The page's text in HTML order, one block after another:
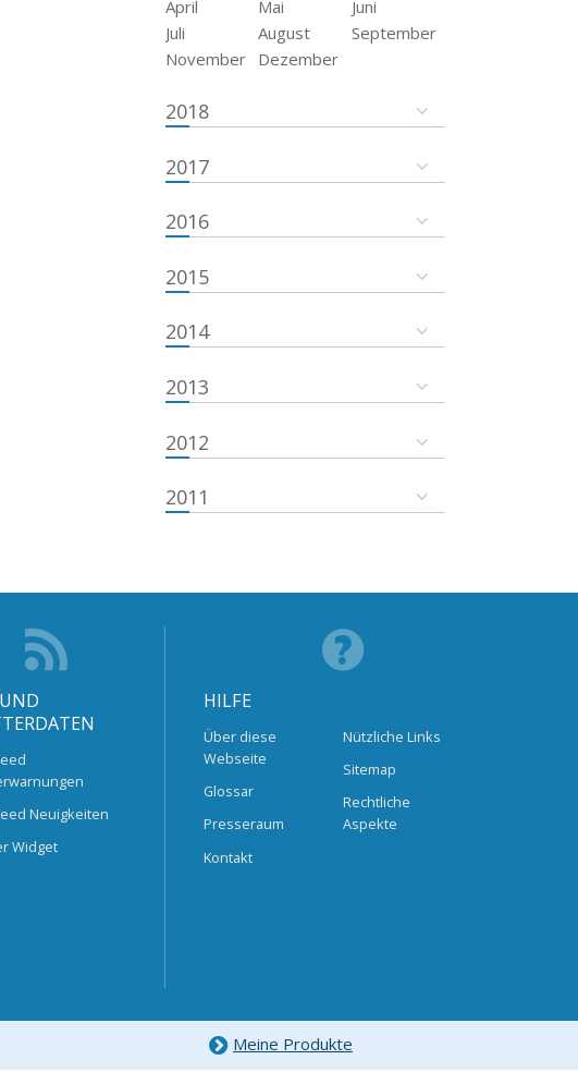
April
Mai
Juni
Juli
August
September
November
Dezember
2018
2017
2016
2015
2014
2013
2012
2011
Neuigkeiten
Widget
HILFE
Über diese
Webseite
Glossar
Presseraum
Kontakt
Nützliche Links
Sitemap
Rechtliche
Aspekte
Meine Produkte